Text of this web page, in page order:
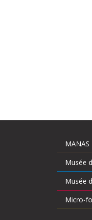
MANAS
Musée
Musée
Micro-